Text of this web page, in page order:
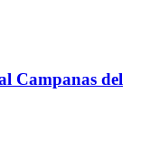
Campanas del